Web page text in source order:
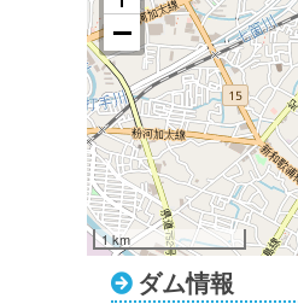
1 km
ダム情報